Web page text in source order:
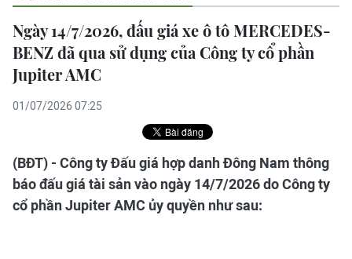
Ngày 14/7/2026, đấu giá xe ô tô MERCEDES-
BENZ đã qua sử dụng của Công ty cổ phần
Jupiter AMC
01/07/2026 07:25
(BĐT) - Công ty Đấu giá hợp danh Đông Nam thông
báo đấu giá tài sản vào ngày 14/7/2026 do Công ty
cổ phần Jupiter AMC ủy quyền như sau: